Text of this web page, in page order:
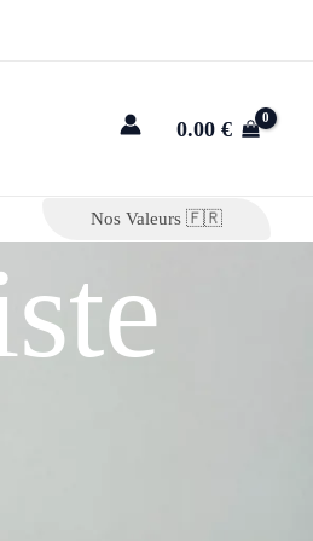
0.00 €
Nos Valeurs 🇫🇷
céramique au